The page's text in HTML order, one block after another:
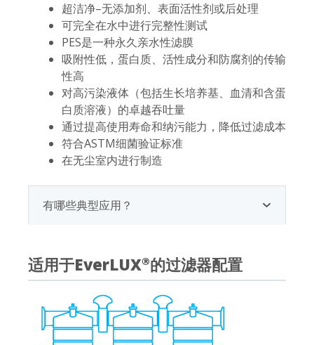
超洁净–无添加剂、表面活性剂或后处理
可完全在水中进行完整性测试
PES是一种永久亲水性滤膜
吸附性低，蛋白质、活性成分和防腐剂的传输
性高
对高污染液体（包括生长培养基、血清和含蛋
白质溶液）的卓越吞吐量
通过提高使用寿命和纳污能力，降低过滤成本
符合ASTM细菌验证标准
在无尘室内进行制造
有哪些典型应用？
适用于EverLUX®的过滤器配置